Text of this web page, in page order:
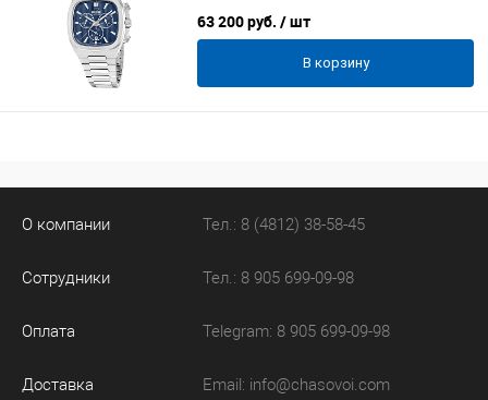
63 200 руб. / шт
В корзину
О компании
Сотрудники
Оплата
Доставка
Тел.: 8 (4812) 38-58-45
Тел.: 8 905 699-09-98
Telegram: 8 905 699-09-98
Email: info@chasovoi.com